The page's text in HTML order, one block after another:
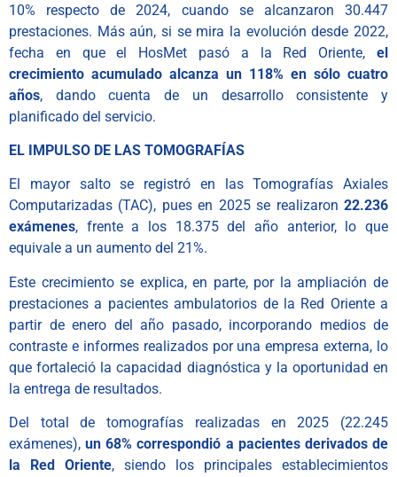
10% respecto de 2024, cuando se alcanzaron 30.447
prestaciones. Más aún, si se mira la evolución desde 2022,
fecha en que el HosMet pasó a la Red Oriente, el
crecimiento acumulado alcanza un 118% en sólo cuatro
años, dando cuenta de un desarrollo consistente y
planificado del servicio.
EL IMPULSO DE LAS TOMOGRAFÍAS
El mayor salto se registró en las Tomografías Axiales
Computarizadas (TAC), pues en 2025 se realizaron 22.236
exámenes, frente a los 18.375 del año anterior, lo que
equivale a un aumento del 21%.
Este crecimiento se explica, en parte, por la ampliación de
prestaciones a pacientes ambulatorios de la Red Oriente a
partir de enero del año pasado, incorporando medios de
contraste e informes realizados por una empresa externa, lo
que fortaleció la capacidad diagnóstica y la oportunidad en
la entrega de resultados.
Del total de tomografías realizadas en 2025 (22.245
exámenes),un 68% correspondió a pacientes derivados de
la Red Oriente, siendo los principales establecimientos